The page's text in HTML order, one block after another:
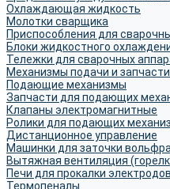
Охлаждающая жидкость
Молотки сварщика
Приспособления для
Блоки жидкостного
Тележки для сварочных
Механизмы подачи и
Подающие механизмы
Запчасти для подающих
Клапаны электромагнитные
Ролики для подающих
Дистанционное управление
Машинки для заточки
Вытяжная вентиляция
Печи для прокалки электродов
Термопеналы